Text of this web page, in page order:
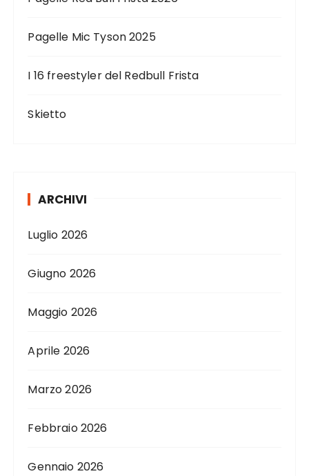
Pagelle Mic Tyson 2025
I 16 freestyler del Redbull Frista
Skietto
ARCHIVI
Luglio 2026
Giugno 2026
Maggio 2026
Aprile 2026
Marzo 2026
Febbraio 2026
Gennaio 2026